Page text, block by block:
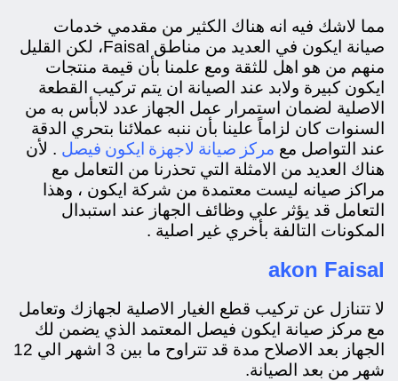
مما لاشك فيه انه هناك الكثير من مقدمي خدمات
صيانة ايكون في العديد من مناطق Faisal،
لكن القليل
منهم من هو اهل للثقة ومع علمنا بأن قيمة منتجات
ايكون كبيرة ولابد عند الصيانة ان يتم تركيب القطعة
الاصلية لضمان استمرار عمل الجهاز عدد لابأس به من
السنوات كان لزاماً علينا بأن ننبه عملائنا بتحري الدقة
عند التواصل مع مركز صيانة لاجهزة ايكون فيصل . لأن
هناك العديد من الامثلة التي تحذرنا من التعامل مع
مراكز صيانه ليست معتمدة من شركة ايكون ، وهذا
التعامل قد يؤثر علي وظائف الجهاز عند استبدال
المكونات التالفة بأخري غير اصلية .
akon Faisal
لا تتنازل عن تركيب قطع الغيار الاصلية لجهازك وتعامل
مع مركز صيانة ايكون فيصل المعتمد الذي يضمن لك
الجهاز بعد الاصلاح مدة قد تتراوح ما بين 3 اشهر الي 12
شهر من بعد الصيانة.